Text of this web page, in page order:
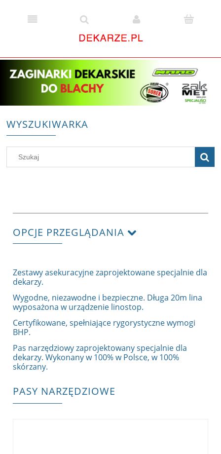
WYSZUKIWARKA
OPCJE PRZEGLĄDANIA
Zestawy asekuracyjne zaprojektowane specjalnie dla
dekarzy.
Wygodne, niezawodne i bezpieczne. Długa 20m lina
wyposażona w urządzenie linostop.
Certyfikowane, spełniające rygorystyczne wymogi
BHP.
Pas narzędziowy zaprojektowany specjalnie dla
dekarzy. Wykonany w 100% w Polsce, w 100%
skórzany.
PASY NARZĘDZIOWE